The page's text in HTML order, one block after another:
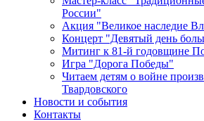
России"
Акция "Великое наследие
Концерт "Девятый день
Митинг к 81-й годовщине
Игра "Дорога Победы"
Читаем детям о войне
Твардовского
Новости и события
Контакты